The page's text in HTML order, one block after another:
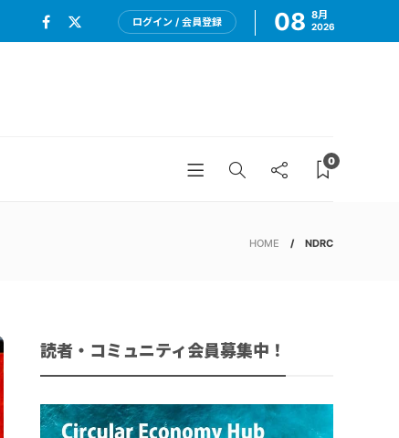
ログイン / 会員登録 08 8月
2026
0
HOME NDRC
読者・コミュニティ会員募集中！